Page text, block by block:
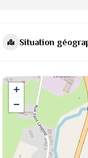
Situation
+
−